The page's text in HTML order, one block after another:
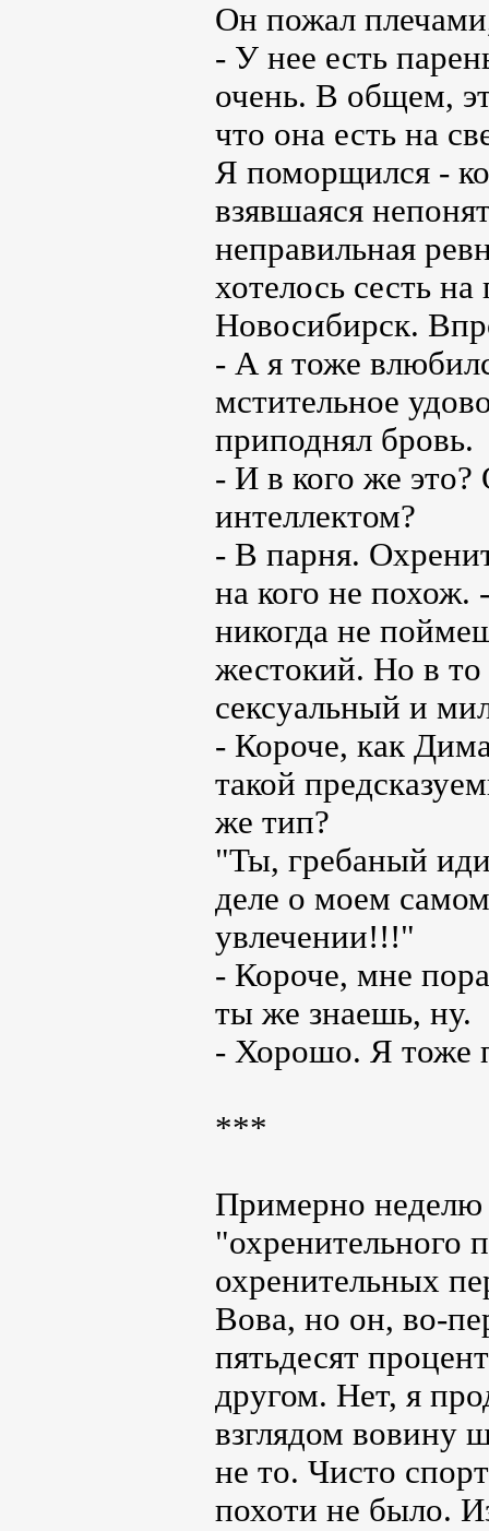
Он пожал
- У нее есть
очень. В общем,
что она есть на
Я поморщился -
взявшаяся
неправильная
хотелось сесть
Новосибирск.
- А я тоже
мстительное
приподнял бровь.
- И в кого же это?
интеллектом?
- В парня.
на кого не
никогда не
жестокий. Но в
сексуальный и
- Короче, как
такой
же тип?
"Ты, гребаный
деле о моем
увлечении!!!"
- Короче, мне
ты же знаешь, ну.
- Хорошо. Я тоже
***
Примерно неделю
"охренительного
охренительных
Вова, но он, во-
пятьдесят
другом. Нет, я
взглядом вовину
не то. Чисто
похоти не было.